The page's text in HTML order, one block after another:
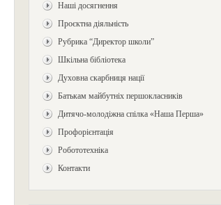
Наші досягнення
Проєктна діяльність
Рубрика “Директор школи”
Шкільна бібліотека
Духовна скарбниця нації
Батькам майбутніх першокласників
Дитячо-молодіжна спілка «Наша Перша»
Профорієнтація
Робототехніка
Контакти